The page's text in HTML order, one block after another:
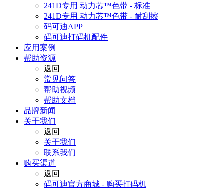
241D专用 动力芯™色带 - 标准
241D专用 动力芯™色带 - 耐刮擦
码可迪APP
码可迪打码机配件
应用案例
帮助资源
返回
常见问答
帮助视频
帮助文档
品牌新闻
关于我们
返回
关于我们
联系我们
购买渠道
返回
码可迪官方商城 - 购买打码机